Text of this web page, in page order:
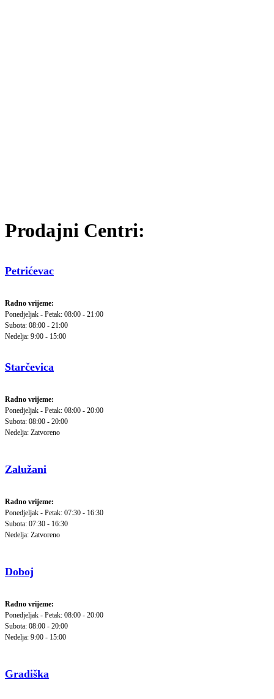
Prodajni Centri:
Petrićevac
Radno vrijeme:
Ponedjeljak - Petak: 08:00 - 21:00
Subota: 08:00 - 21:00
Nedelja: 9:00 - 15:00
Starčevica
Radno vrijeme:
Ponedjeljak - Petak: 08:00 - 20:00
Subota: 08:00 - 20:00
Nedelja: Zatvoreno
Zalužani
Radno vrijeme:
Ponedjeljak - Petak: 07:30 - 16:30
Subota: 07:30 - 16:30
Nedelja: Zatvoreno
Doboj
Radno vrijeme:
Ponedjeljak - Petak: 08:00 - 20:00
Subota: 08:00 - 20:00
Nedelja: 9:00 - 15:00
Gradiška